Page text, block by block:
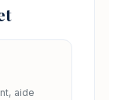
aide